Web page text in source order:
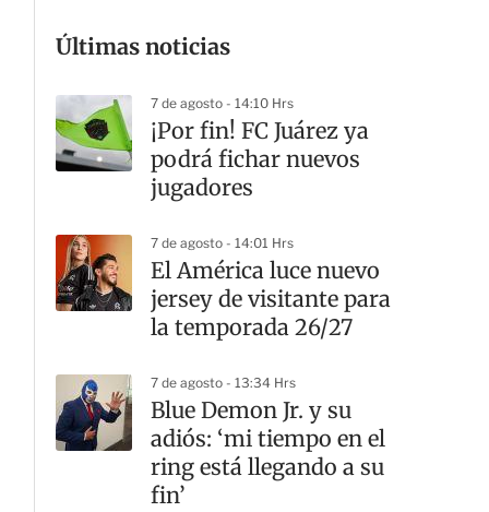
Últimas noticias
7 de agosto - 14:10 Hrs
¡Por fin! FC Juárez ya
podrá fichar nuevos
jugadores
7 de agosto - 14:01 Hrs
El América luce nuevo
jersey de visitante para
la temporada 26/27
7 de agosto - 13:34 Hrs
Blue Demon Jr. y su
adiós: ‘mi tiempo en el
ring está llegando a su
fin’